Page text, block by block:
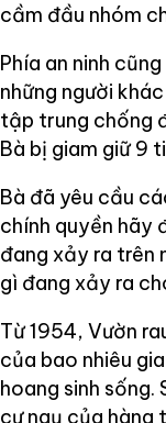
cầm đầu nhóm
Phía an ninh
những người
tập trung chống
Bà bị giam giữ 9
Bà đã yêu cầu
chính quyền hãy
đang xảy ra trên
gì đang xảy ra
Từ 1954, Vườn
của bao nhiêu
hoang sinh sống.
cư ngụ của hàng